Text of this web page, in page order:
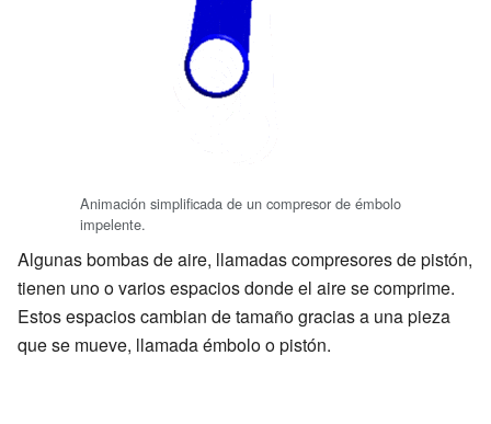
Animación simplificada de un compresor de émbolo
impelente.
Algunas bombas de aire, llamadas compresores de pistón,
tienen uno o varios espacios donde el aire se comprime.
Estos espacios cambian de tamaño gracias a una pieza
que se mueve, llamada émbolo o pistón.